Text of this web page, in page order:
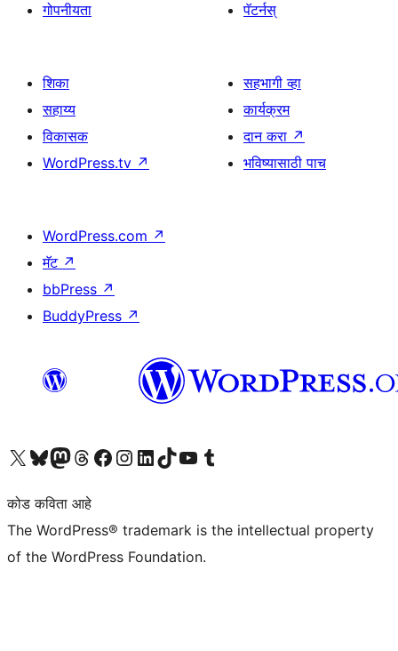
गोपनीयता
पॅटर्नस्
शिका
सहाय्य
विकासक
WordPress.tv ↗
सहभागी व्हा
कार्यक्रम
दान करा ↗
भविष्यासाठी पाच
WordPress.com ↗
मॅट ↗
bbPress ↗
BuddyPress ↗
आमच्या X (एक्स) (पूर्वीचे ट्विटर) खात्याला भेट द्या आमच्या ब्लूस्की खात्याला भेट द्या.आमच्या Mastodon खात्याला भेट द्या.आमच्या थ्रेड्स खात्याला भेट द्या. आमच्या फेसबुक पेजला भेट द्या आमच्या इंस्टाग्राम खात्याला भेट द्या आमच्या लिंक्डइन खात्याला भेट द्या आमच्या टिकटॉक अकाउंटला भेट द्या.आमच्या यूट्यूब चॅनेलला भेट द्या आमच्या टंबलर खात्याला भेट द्या.
कोड कविता आहे
The WordPress® trademark is the intellectual property
of the WordPress Foundation.